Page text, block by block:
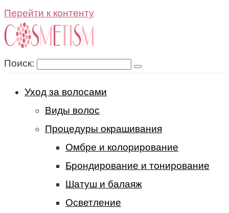
Перейти к контенту
Поиск:
Уход за волосами
Виды волос
Процедуры окрашивания
Омбре и колорирование
Брондирование и тонирование
Шатуш и балаяж
Осветление